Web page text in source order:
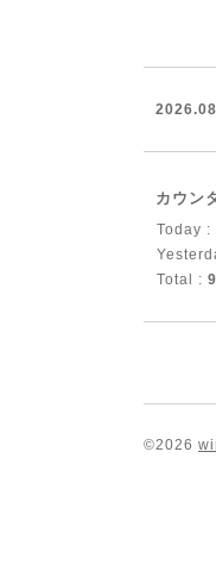
カウン
Today :
Total :
©2026